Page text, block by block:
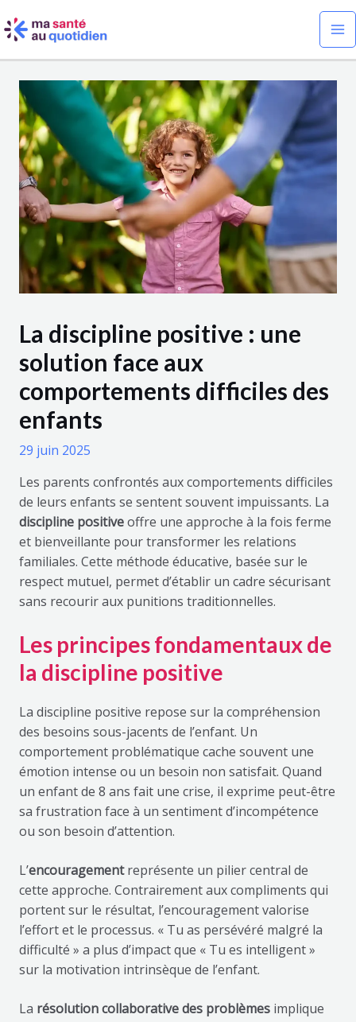
au
La discipline positive : une
solution face aux
comportements difficiles des
enfants
29 juin 2025
Les parents confrontés aux comportements difficiles
de leurs enfants se sentent souvent impuissants. La
discipline positiveoffre une approche à la fois ferme
et bienveillante pour transformer les relations
familiales. Cette méthode éducative, basée sur le
respect mutuel, permet d’établir un cadre sécurisant
sans recourir aux punitions traditionnelles.
Les principes fondamentaux de
la discipline positive
La discipline positive repose sur la compréhension
des besoins sous-jacents de l’enfant. Un
comportement problématique cache souvent une
émotion intense ou un besoin non satisfait. Quand
un enfant de 8 ans fait une crise, il exprime peut-être
sa frustration face à un sentiment d’incompétence
ou son besoin d’attention.
L’encouragementreprésente un pilier central de
cette approche. Contrairement aux compliments qui
portent sur le résultat, l’encouragement valorise
l’effort et le processus. « Tu as persévéré malgré la
difficulté » a plus d’impact que « Tu es intelligent »
sur la motivation intrinsèque de l’enfant.
La résolution collaborative des problèmesimplique
des